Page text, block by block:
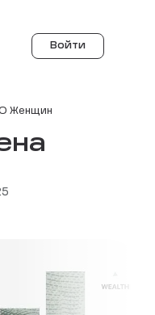
Войти
Женщин